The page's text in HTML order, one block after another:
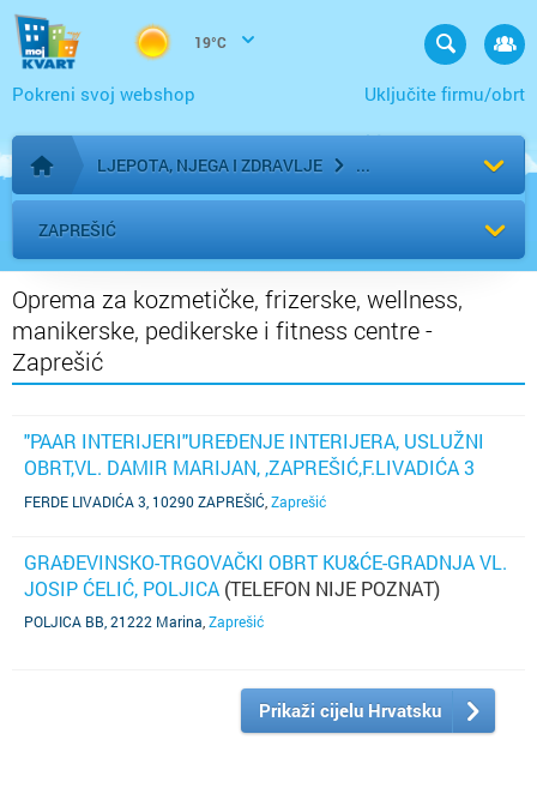
19°C
Uključite firmu/obrt
Pokreni svoj webshop
Početna stranica
LJEPOTA, NJEGA I ZDRAVLJE
ZAPREŠIĆ
Oprema za kozmetičke, frizerske, wellness,
manikerske, pedikerske i fitness centre -
Zaprešić
"PAAR INTERIJERI"UREĐENJE INTERIJERA, USLUŽNI
OBRT,VL. DAMIR MARIJAN, ,ZAPREŠIĆ,F.LIVADIĆA 3
(TELEFON NIJE POZNAT)
FERDE LIVADIĆA 3, 10290 ZAPREŠIĆ Zaprešić
GRAĐEVINSKO-TRGOVAČKI OBRT KU&ĆE-GRADNJA VL.
JOSIP ĆELIĆ, POLJICA (TELEFON NIJE POZNAT)
POLJICA BB, 21222 Marina Zaprešić
Prikaži cijelu Hrvatsku